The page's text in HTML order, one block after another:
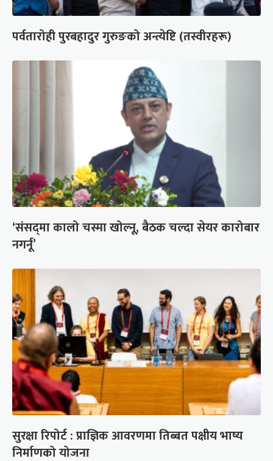
पर्वतारोही पुरबहादुर गुरुङको अन्त्येष्टि (तस्वीरहरू)
‘संसद्‍मा कालो चस्मा खोल्नू, बैठक चल्दा सेयर कारोबार
नगर्नू’
सुरक्षा रिपोर्ट : प्राज्ञिक आवरणमा तिब्बत पक्षीय भाष्य
निर्माणको योजना